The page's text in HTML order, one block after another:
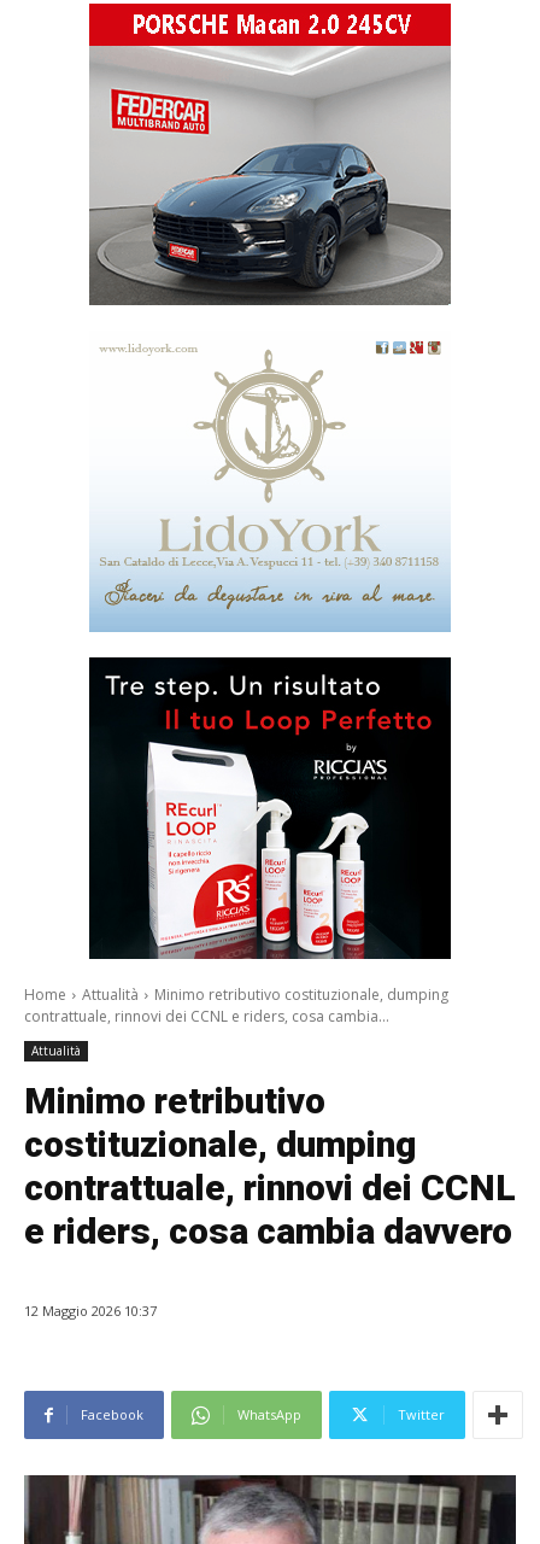
Home Attualità
Minimo retributivo costituzionale, dumping
contrattuale, rinnovi dei CCNL e riders, cosa cambia...
Attualità
Minimo retributivo
costituzionale, dumping
contrattuale, rinnovi dei CCNL
e riders, cosa cambia davvero
12 Maggio 2026 10:37
Facebook WhatsApp Twitter